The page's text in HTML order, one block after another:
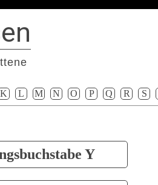
K L M N O P Q R S
Y